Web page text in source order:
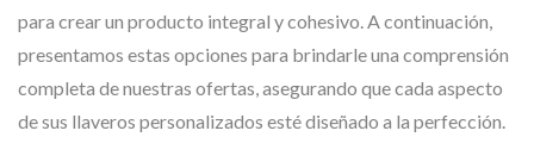
para crear un producto integral y cohesivo. A continuación,
presentamos estas opciones para brindarle una comprensión
completa de nuestras ofertas, asegurando que cada aspecto
de sus llaveros personalizados esté diseñado a la perfección.